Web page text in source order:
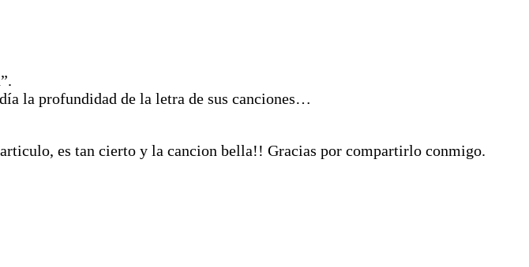
la profundidad de la letra de sus canciones…
es tan cierto y la cancion bella!! Gracias por compartirlo conmigo.